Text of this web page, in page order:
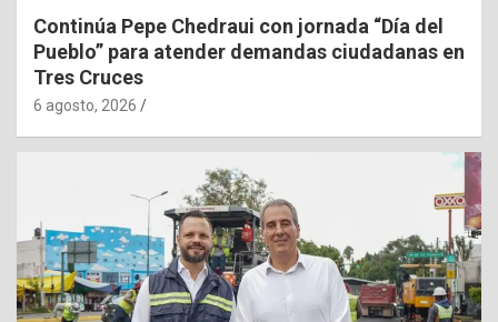
Continúa Pepe Chedraui con jornada “Día del
Pueblo” para atender demandas ciudadanas en
Tres Cruces
6 agosto, 2026